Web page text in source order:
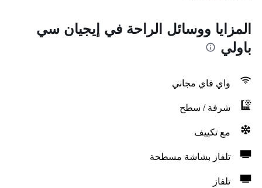
المزايا ووسائل الراحة في إيجيان سي
باولي
واي فاي مجاني
شرفة / سطح
مع تكييف
تلفاز بشاشة مسطحة
تلفاز